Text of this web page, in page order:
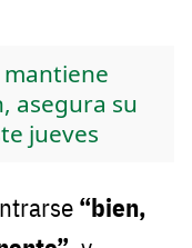
mantiene
asegura su
jueves
“bien,